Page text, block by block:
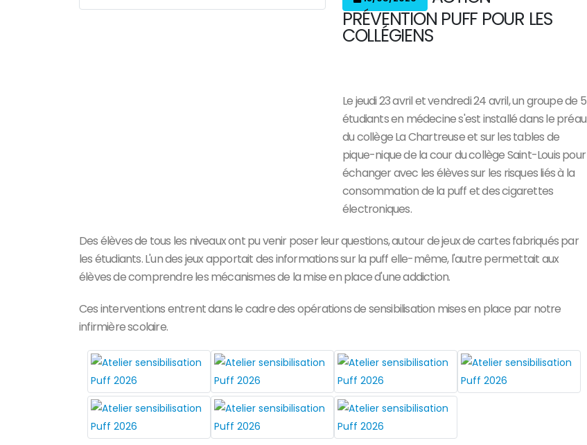
PRÉVENTION PUFF POUR LES
COLLÉGIENS
Le jeudi 23 avril et vendredi 24 avril, un groupe de 5
étudiants en médecine s'est installé dans le préau
du collège La Chartreuse et sur les tables de
pique-nique de la cour du collège Saint-Louis pour
échanger avec les élèves sur les risques liés à la
consommation de la puff et des cigarettes
électroniques.
Des élèves de tous les niveaux ont pu venir poser leur questions, autour de jeux de cartes fabriqués par
les étudiants. L'un des jeux apportait des informations sur la puff elle-même, l'autre permettait aux
élèves de comprendre les mécanismes de la mise en place d'une addiction.
Ces interventions entrent dans le cadre des opérations de sensibilisation mises en place par notre
infirmière scolaire.